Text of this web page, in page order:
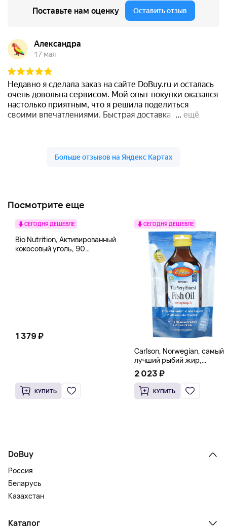
Посмотрите еще
СЕГОДНЯ ДЕШЕВЛЕ
Bio Nutrition, Активированный
кокосовый уголь, 90
1 379 ₽
КУПИТЬ
СЕГОДНЯ ДЕШЕВЛЕ
Carlson, Norwegian, самый
лучший рыбий жир,
натуральный лимон, 15
пакетиков (5 мл) каждый
2 023 ₽
КУПИТЬ
DoBuy
Россия
Беларусь
Казахстан
Каталог